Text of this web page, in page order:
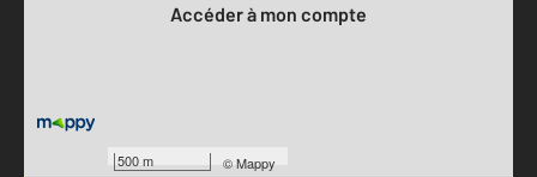
500 m ©Mappy
Accéder à mon compte